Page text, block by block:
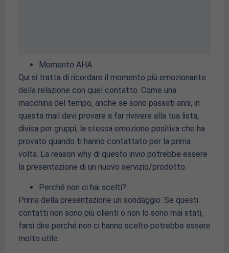
Momento AHA
Qui si tratta di ricordare il momento più emozionante
della relazione con quel contatto. Come una
macchina del tempo, anche se sono passati anni, in
questa mail devi provare a far rivivere alla tua lista,
divisa per gruppi, la stessa emozione positiva che ha
provato quando ti hanno contattato per la prima
volta. La reason why di questo invio potrebbe essere
la presentazione di un nuovo servizio/prodotto.
Perché non ci hai scelti?
Prima della presentazione un sondaggio. Se questi
contatti non sono più clienti o non lo sono mai stati,
farsi dire perché non ci hanno scelto potrebbe essere
molto utile.